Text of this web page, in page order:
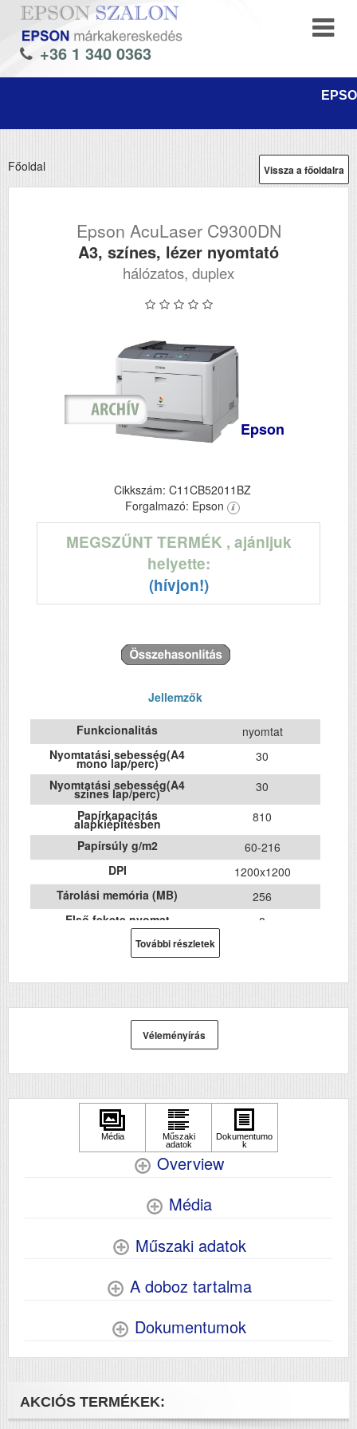
+36 1 340 0363
Vissza a főoldalra
Főoldal
Epson AcuLaser C9300DN
A3, színes, lézer nyomtató
hálózatos, duplex
Epson
Cikkszám: C11CB52011BZ
Forgalmazó: Epson
MEGSZŰNT TERMÉK , ajánljuk
helyette:
(hívjon!)
Jellemzők
Funkcionalitás
nyomtat
Nyomtatási sebesség(A4
mono lap/perc)
30
Nyomtatási sebesség(A4
szines lap/perc)
30
Papírkapacitás
alapkiépítésben
810
Papírsúly g/m2
60-216
DPI
1200x1200
Tárolási memória (MB)
256
Első fekete nyomat
elkészítési ideje (mp)
8
Első színes nyomat
elkészítési ideje (mp)
USB
Igen
Duplex
Igen
Méret
Papír méret
A3
Technológia
lézer
Hálozat
Igen
Szkennelés
További részletek
Véleményírás
Overview
Média
Műszaki adatok
A doboz tartalma
Dokumentumok
AKCIÓS TERMÉKEK: